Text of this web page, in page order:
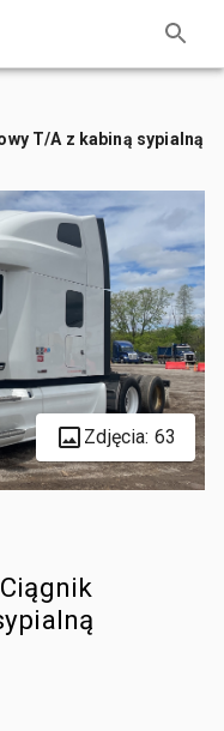
T/A z kabiną sypialną
Zdjęcia: 63